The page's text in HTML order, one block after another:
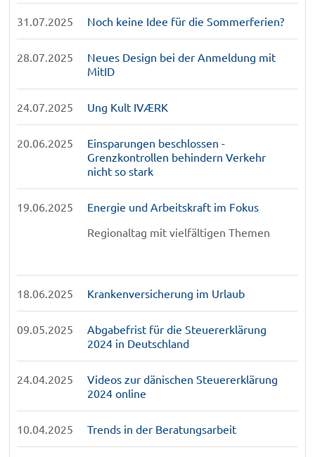
31.07.2025 Noch keine Idee für die Sommerferien?
28.07.2025
Neues Design bei der Anmeldung mit
MitID
24.07.2025 Ung Kult IVÆRK
20.06.2025
Einsparungen beschlossen -
Grenzkontrollen behindern Verkehr
nicht so stark
19.06.2025
Energie und Arbeitskraft im Fokus
Regionaltag mit vielfältigen Themen
18.06.2025 Krankenversicherung im Urlaub
09.05.2025
Abgabefrist für die Steuererklärung
2024 in Deutschland
24.04.2025
Videos zur dänischen Steuererklärung
2024 online
10.04.2025 Trends in der Beratungsarbeit